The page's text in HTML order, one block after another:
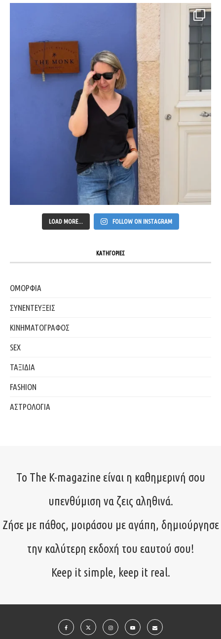
LOAD MORE... FOLLOW ON INSTAGRAM
ΚΑΤΗΓΟΡΙΕΣ
ΟΜΟΡΦΙΑ
ΣΥΝΕΝΤΕΥΞΕΙΣ
ΚΙΝΗΜΑΤΟΓΡΑΦΟΣ
SEX
ΤΑΞΙΔΙΑ
FASHION
ΑΣΤΡΟΛΟΓΙΑ
Το The K-magazine είναι η καθημερινή σου
υπενθύμιση να ζεις αληθινά.
Ζήσε με πάθος, μοιράσου με αγάπη, δημιούργησε
την καλύτερη εκδοχή του εαυτού σου!
Keep it simple, keep it real.